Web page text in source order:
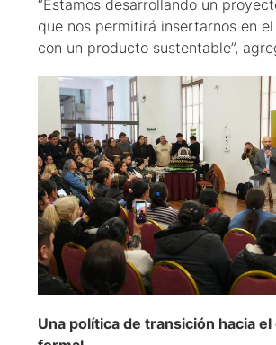
“Estamos desarrollando un
que nos permitirá insertarnos en
con un producto sustentable”,
Una política de transición hacia